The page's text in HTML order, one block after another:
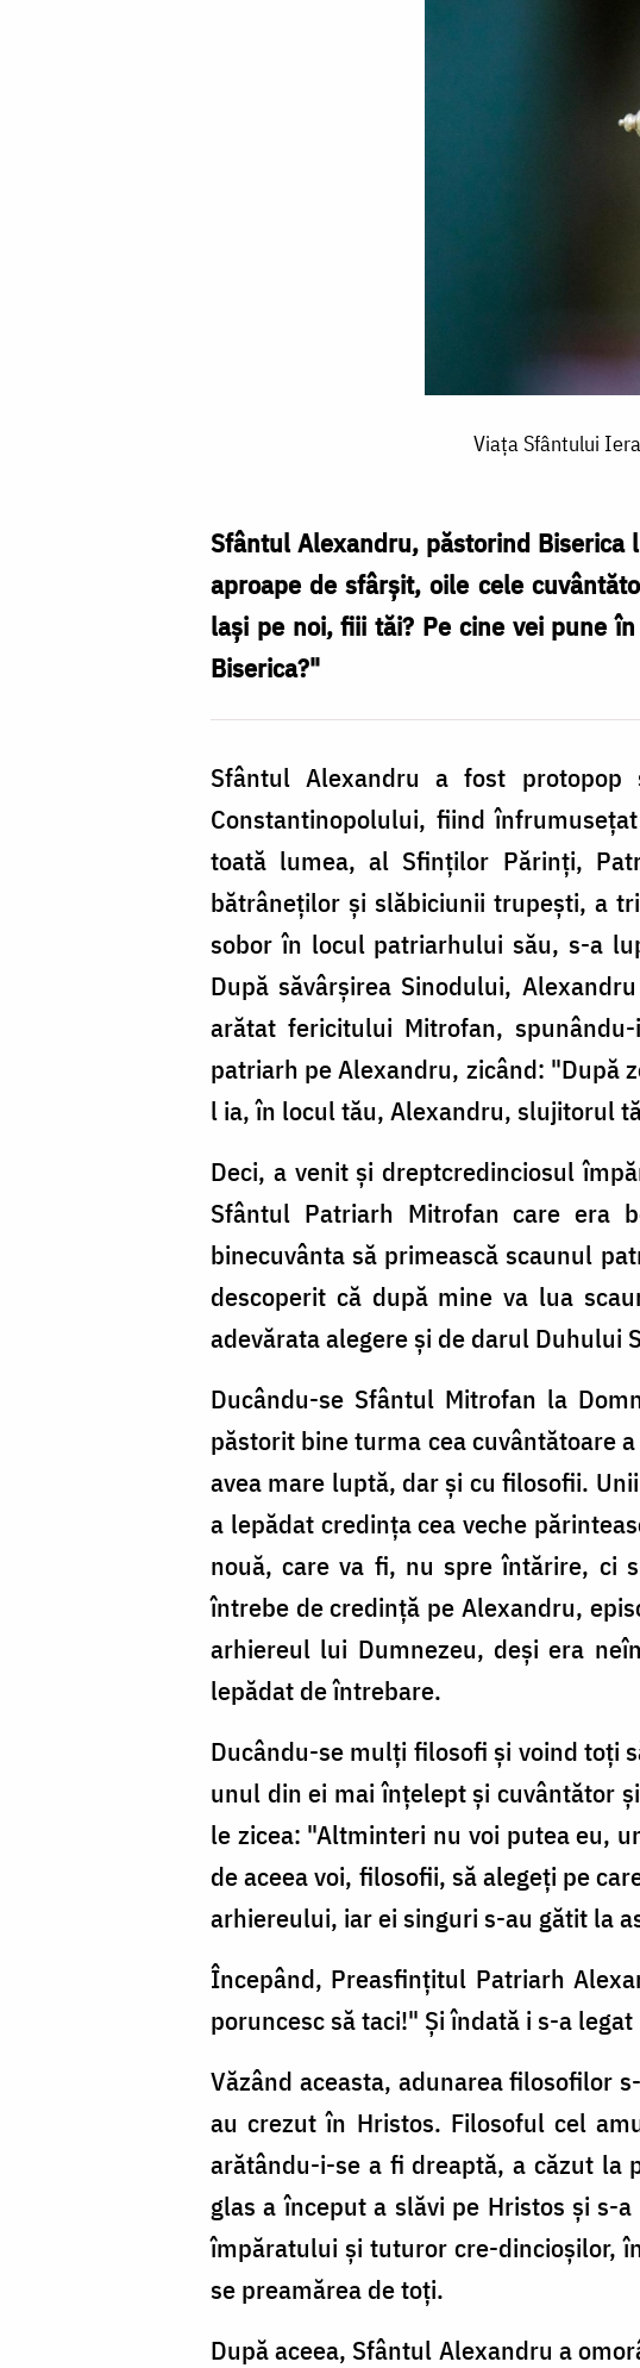
Constantinopolului
Viaţa Sfântului
Sfântul Alexandru, păstorind
aproape de sfârşit, oile cele
laşi pe noi, fiii tăi? Pe cine vei pune
Biserica?"
Sfântul Alexandru a fost
Constantinopolului, fiind
toată lumea, al Sfinţilor Părinţi,
bătrâneţilor şi slăbiciunii trupeşti, a
sobor în locul patriarhului său, s-a
După săvârşirea Sinodului,
arătat fericitului Mitrofan,
patriarh pe Alexandru, zicând: "După
l ia, în locul tău, Alexandru, slujitorul
Deci, a venit şi dreptcredinciosul
Sfântul Patriarh Mitrofan care
binecuvânta să primească scaunul
descoperit că după mine va lua
adevărata alegere şi de darul Duhului
Ducându-se Sfântul Mitrofan la
păstorit bine turma cea cuvântătoare
avea mare luptă, dar şi cu filosofii.
a lepădat credinţa cea veche
nouă, care va fi, nu spre întărire, ci
întrebe de credinţă pe Alexandru,
arhiereul lui Dumnezeu, deşi era
lepădat de întrebare.
Ducându-se mulţi filosofi şi voind toţi
unul din ei mai înţelept şi cuvântător
le zicea: "Altminteri nu voi putea eu,
de aceea voi, filosofii, să alegeţi pe
arhiereului, iar ei singuri s-au gătit la
Începând, Preasfinţitul Patriarh
poruncesc să taci!" Şi îndată i s-a
Văzând aceasta, adunarea filosofilor
au crezut în Hristos. Filosoful cel
arătându-i-se a fi dreaptă, a căzut la
glas a început a slăvi pe Hristos şi s-
împăratului şi tuturor cre-dincioşilor,
se preamărea de toţi.
După aceea, Sfântul Alexandru a